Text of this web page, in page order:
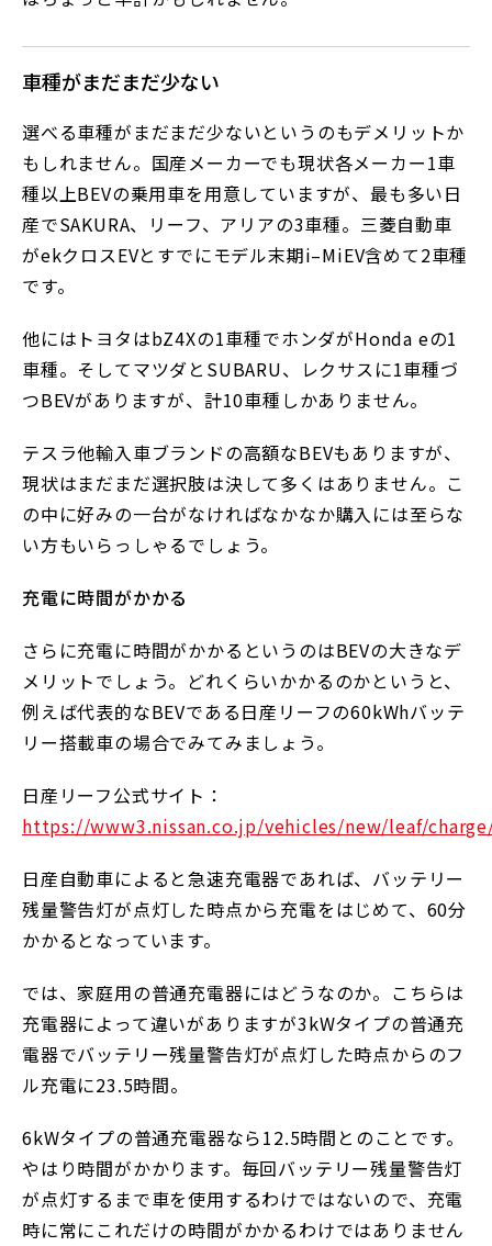
車種がまだまだ少ない
選べる車種がまだまだ少ないというのもデメリットか
もしれません。国産メーカーでも現状各メーカー1車
種以上BEVの乗用車を用意していますが、最も多い日
産でSAKURA、リーフ、アリアの3車種。三菱自動車
がekクロスEVとすでにモデル末期i–MiEV含めて2車種
です。
他にはトヨタはbZ4Xの1車種でホンダがHonda eの1
車種。そしてマツダとSUBARU、レクサスに1車種づ
つBEVがありますが、計10車種しかありません。
テスラ他輸入車ブランドの高額なBEVもありますが、
現状はまだまだ選択肢は決して多くはありません。こ
の中に好みの一台がなければなかなか購入には至らな
い方もいらっしゃるでしょう。
充電に時間がかかる
さらに充電に時間がかかるというのはBEVの大きなデ
メリットでしょう。どれくらいかかるのかというと、
例えば代表的なBEVである日産リーフの60kWhバッテ
リー搭載車の場合でみてみましょう。
日産リーフ公式サイト：
https://www3.nissan.co.jp/vehicles/new/leaf/
日産自動車によると急速充電器であれば、バッテリー
残量警告灯が点灯した時点から充電をはじめて、60分
かかるとなっています。
では、家庭用の普通充電器にはどうなのか。こちらは
充電器によって違いがありますが3kWタイプの普通充
電器でバッテリー残量警告灯が点灯した時点からのフ
ル充電に23.5時間。
6kWタイプの普通充電器なら12.5時間とのことです。
やはり時間がかかります。毎回バッテリー残量警告灯
が点灯するまで車を使用するわけではないので、充電
時に常にこれだけの時間がかかるわけではありません